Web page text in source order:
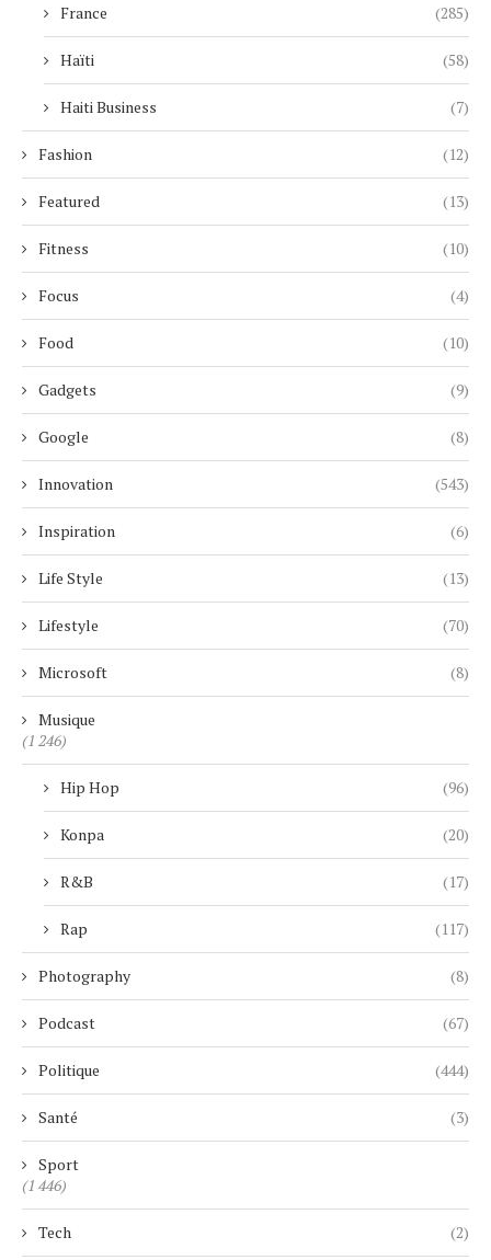
France (285)
Haïti (58)
Haiti Business (7)
Fashion (12)
Featured (13)
Fitness (10)
Focus (4)
Food (10)
Gadgets (9)
Google (8)
Innovation (543)
Inspiration (6)
Life Style (13)
Lifestyle (70)
Microsoft (8)
Musique
(1 246)
Hip Hop (96)
Konpa (20)
R&B (17)
Rap (117)
Photography (8)
Podcast (67)
Politique (444)
Santé (3)
Sport
(1 446)
Tech (2)